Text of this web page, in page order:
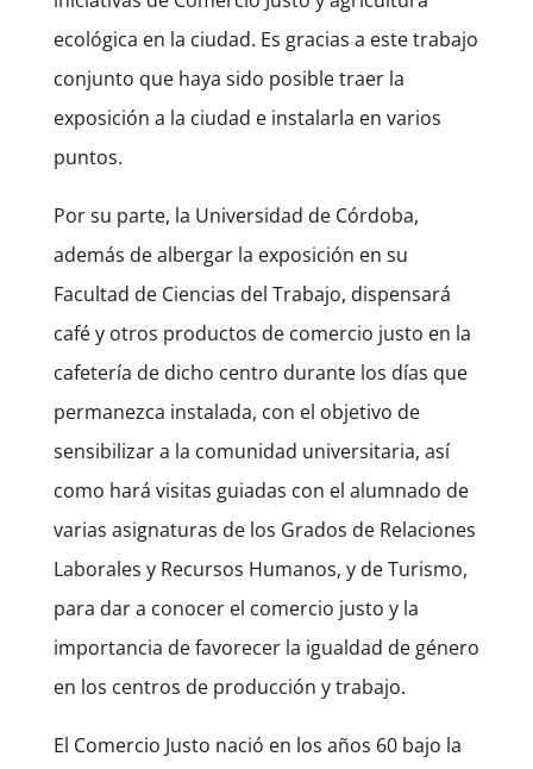
ecológica en la ciudad. Es gracias a este trabajo
conjunto que haya sido posible traer la
exposición a la ciudad e instalarla en varios
puntos.
Por su parte, la Universidad de Córdoba,
además de albergar la exposición en su
Facultad de Ciencias del Trabajo, dispensará
café y otros productos de comercio justo en la
cafetería de dicho centro durante los días que
permanezca instalada, con el objetivo de
sensibilizar a la comunidad universitaria, así
como hará visitas guiadas con el alumnado de
varias asignaturas de los Grados de Relaciones
Laborales y Recursos Humanos, y de Turismo,
para dar a conocer el comercio justo y la
importancia de favorecer la igualdad de género
en los centros de producción y trabajo.
El Comercio Justo nació en los años 60 bajo la